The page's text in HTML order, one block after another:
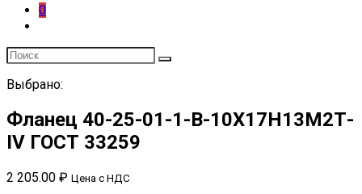
0
Выбрано:
Фланец 40-25-01-1-В-10Х17Н13М2Т-
IV ГОСТ 33259
2 205.00 ₽ Цена с НДС